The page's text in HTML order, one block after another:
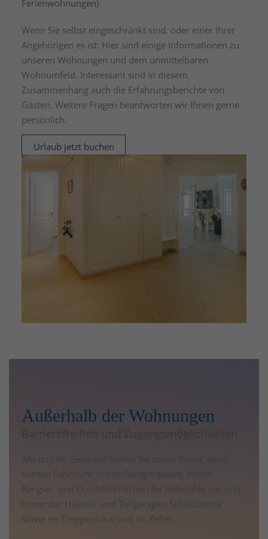
Ferienwohnungen).
Wenn Sie selbst eingeschränkt sind, oder einer Ihrer
Angehörigen es ist: Hier sind einige Informationen zu
unseren Wohnungen und dem unmittelbaren
Wohnumfeld. Interessant sind in diesem
Zusammenhang auch die Erfahrungsberichte von
Gästen. Weitere Fragen beantworten wir Ihnen gerne
persönlich.
Urlaub jetzt buchen
Außerhalb der Wohnungen
breiten Fahrstuhl, breite Garagenplätze, breite
Rangier- und Durchfahrflächen für Rollstühle vor und
hinter der Haustür und Tiefgaragen-Schleusentür
sowie im Treppenhaus und im Keller.